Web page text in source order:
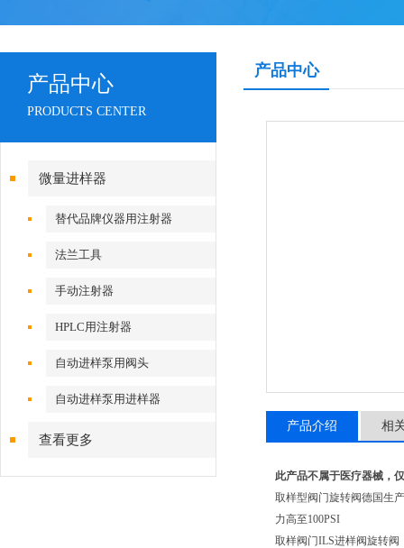
产品中心
PRODUCTS CENTER
微量进样器
替代品牌仪器用注射器
法兰工具
手动注射器
HPLC用注射器
自动进样泵用阀头
自动进样泵用进样器
查看更多
产品中心
产品介绍 相
此产品不属于医疗器械，
取样型阀门旋转阀德国生
力高至100PSI
取样阀门ILS进样阀旋转